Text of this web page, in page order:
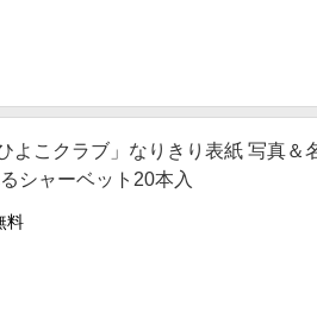
よこクラブ」なりきり表紙 写真
シャーベット20本入
料